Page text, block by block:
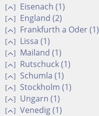
[ ] Eisenach (1)
[ ] England (2)
[ ] Frankfurth a Oder (1)
[ ] Lissa (1)
[ ] Mailand (1)
[ ] Rutschuck (1)
[ ] Schumla (1)
[ ] Stockholm (1)
[ ] Ungarn (1)
[ ] Venedig (1)